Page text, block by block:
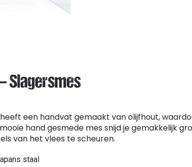
Slagersmes
een handvat gemaakt van olijfhout,
hand gesmede mes snijd je gemakkelijk
van het vlees te scheuren.
staal